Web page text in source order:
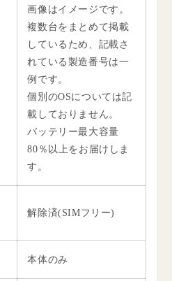
画像はイメージです。
複数台をまとめて掲載
しているため、記載さ
れている製造番号は一
例です。
個別のOSについては記
載しておりません。
バッテリー最大容量
80％以上をお届けしま
す。
解除済(SIMフリー)
本体のみ